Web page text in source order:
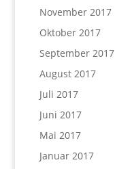
November 2017
Oktober 2017
September 2017
August 2017
Juli 2017
Juni 2017
Mai 2017
Januar 2017